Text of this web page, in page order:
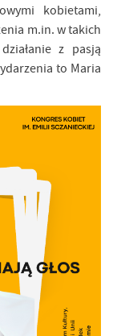
kobietami,
m.in. w takich
z pasją
to Maria